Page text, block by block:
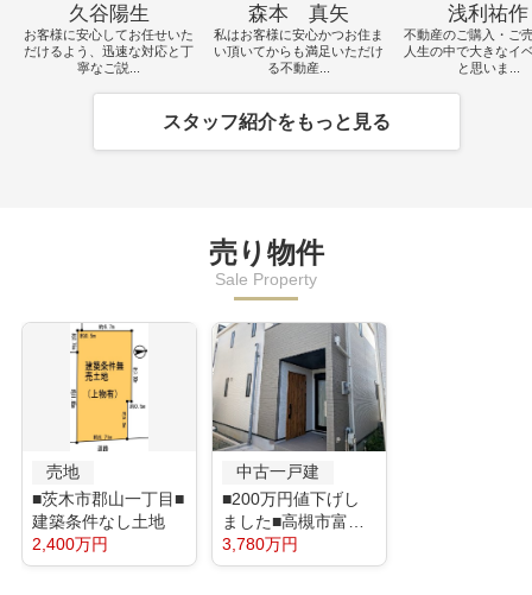
久谷陽生
お客様に安心してお任せいた
だけるよう、迅速な対応と丁
寧なご説...
森本 真矢
私はお客様に安心かつお住ま
い頂いてからも満足いただけ
る不動産...
浅利祐作
不動産のご購入・ご
人生の中で大きなイ
と思いま...
スタッフ紹介をもっと見る
売り物件
Sale Property
売地
■茨木市郡山一丁目■
建築条件なし土地
2,400万円
中古一戸建
■200万円値下げし
ました■高槻市富田
町六丁目
3,780万円